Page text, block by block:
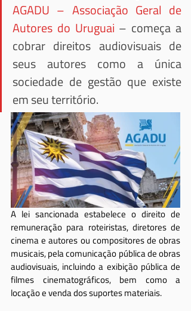
AGADU – Associação Geral de
Autores do Uruguai – começa a
cobrar direitos audiovisuais de
seus autores como a única
sociedade de gestão que existe
em seu território.
A lei sancionada estabelece o direito de
remuneração para roteiristas, diretores de
cinema e autores ou compositores de obras
musicais, pela comunicação pública de obras
audiovisuais, incluindo a exibição pública de
filmes cinematográficos, bem como a
locação e venda dos suportes materiais.